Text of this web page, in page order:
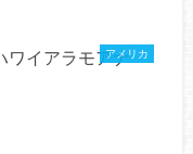
アメリカ